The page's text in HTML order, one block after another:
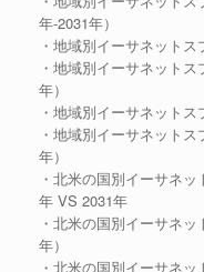
年-2031年）
・地域別イーサネットス
・地域別イーサネット
年）
・地域別イーサネットス
・地域別イーサネット
年）
・北米の国別イーサネ
年 VS 2031年
・北米の国別イーサネ
年）
・北米の国別イーサネ